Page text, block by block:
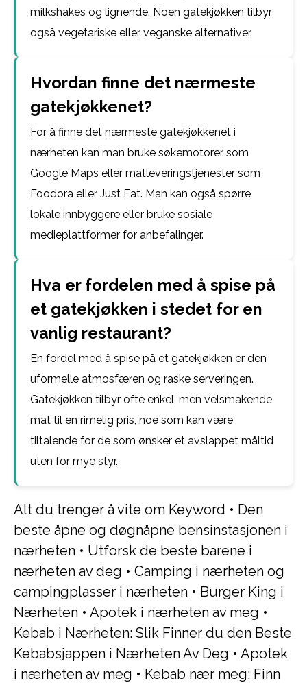
milkshakes og lignende. Noen gatekjøkken tilbyr
også vegetariske eller veganske alternativer.
Hvordan finne det nærmeste
gatekjøkkenet?
For å finne det nærmeste gatekjøkkenet i
nærheten kan man bruke søkemotorer som
Google Maps eller matleveringstjenester som
Foodora eller Just Eat. Man kan også spørre
lokale innbyggere eller bruke sosiale
medieplattformer for anbefalinger.
Hva er fordelen med å spise på
et gatekjøkken i stedet for en
vanlig restaurant?
En fordel med å spise på et gatekjøkken er den
uformelle atmosfæren og raske serveringen.
Gatekjøkken tilbyr ofte enkel, men velsmakende
mat til en rimelig pris, noe som kan være
tiltalende for de som ønsker et avslappet måltid
uten for mye styr.
Alt du trenger å vite om Keyword • Den
beste åpne og døgnåpne bensinstasjonen i
nærheten • Utforsk de beste barene i
nærheten av deg • Camping i nærheten og
campingplasser i nærheten • Burger King i
Nærheten • Apotek i nærheten av meg •
Kebab i Nærheten: Slik Finner du den Beste
Kebabsjappen i Nærheten Av Deg • Apotek
i nærheten av meg • Kebab nær meg: Finn